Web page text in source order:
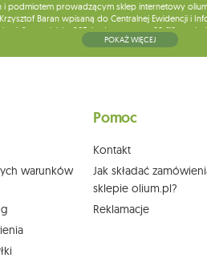
prowadzącym sklep internetowy
Baran wpisaną do Centralnej Ewidencji i
ul. Starowiejska 265, kod pocztowy: 08-110,
i przechowywane do chwili rezygnacji z
adresem e-mail lub pisemnie na adres siedziby.
POKAŻ WIĘCEJ
warunków
Pomoc
Kontakt
Jak składać
sklepie olium.pl?
Reklamacje